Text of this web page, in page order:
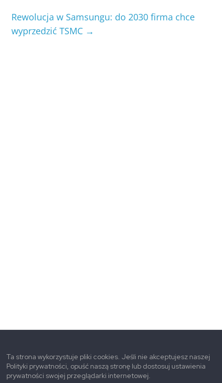
Rewolucja w Samsungu: do 2030 firma chce
wyprzedzić TSMC →
Ta strona wykorzystuje pliki cookies. Jeśli nie akceptujesz naszej
Polityki prywatności, opuść naszą stronę lub dostosuj ustawienia
prywatności swojej przeglądarki internetowej.